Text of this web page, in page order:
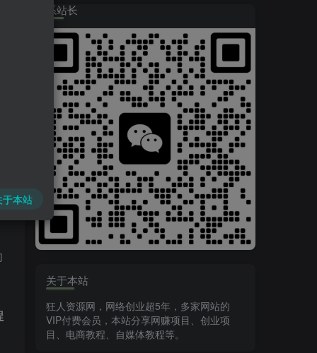
联系站长
关于本站
狂人资源网，网络创业超5年，多家网站的
VIP付费会员，本站分享网赚项目、创业项
目、电商教程、自媒体教程等。
于本站